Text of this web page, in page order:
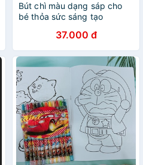
Bút chì màu dạng sáp cho
bé thỏa sức sáng tạo
37.000 đ